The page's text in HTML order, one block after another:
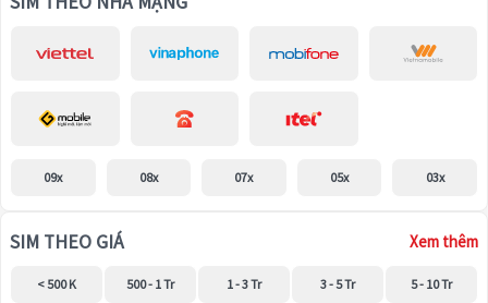
09x 08x 07x 05x 03x
SIM THEO GIÁ Xem thêm
< 500 K 500 - 1 Tr 1 - 3 Tr 3 - 5 Tr 5 - 10 Tr